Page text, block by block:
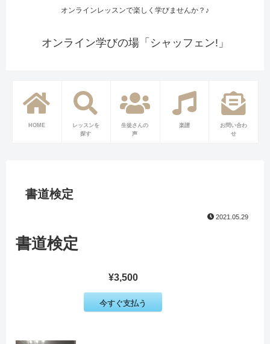
オンラインレッスンで楽しく学びませんか？♪
オンライン学びの場「シャッフェン!」
HOME
レッスンを
探す
生徒さんの
声
楽譜
お問い合わ
せ
書道検定
2021.05.29
書道検定
¥3,500
今すぐ支払う